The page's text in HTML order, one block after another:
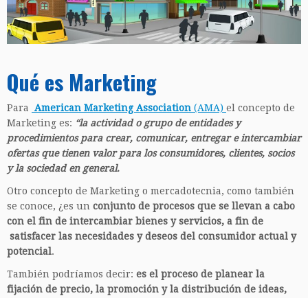
Qué es Marketing
Para American Marketing Association (AMA) el concepto de
Marketing es: “la actividad o grupo de entidades y
procedimientos para crear, comunicar, entregar e intercambiar
ofertas que tienen valor para los consumidores, clientes, socios
y la sociedad en general.
Otro concepto de Marketing o mercadotecnia, como también
se conoce, ¿es un conjunto de procesos que se llevan a cabo
con el fin de intercambiar bienes y servicios, a fin de
satisfacer las necesidades y deseos del consumidor actual y
potencial.
También podríamos decir: es el proceso de planear la
fijación de precio, la promoción y la distribución de ideas,